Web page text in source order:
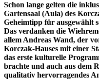
Schon lange gelten die
Gartensaal (Aula) des
Geheimtipp für ausgewählt
Das verdanken die
allem Andreas Wand, der
Korczak-Hauses mit einer
das erste kulturelle
brachte und auch aus dem
qualitativ hervorragendes